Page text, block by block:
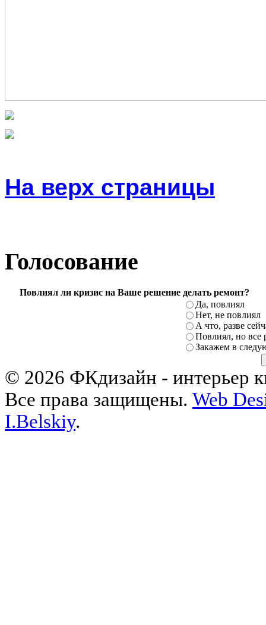
На верх страницы
Голосование
Повлиял ли кризис на Ваше решение делать ремонт?
Да, повлиял
Нет, не повлиял
А что, разве
Повлиял, но все
Закажем в
© 2026 ФКдизайн - интерьер
Все права защищены. Web
I.Belskiy.